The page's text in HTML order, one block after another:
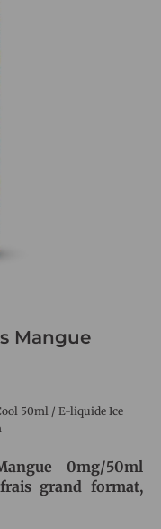
Mangue
50ml / E-liquide Ice
0mg/50ml
grand format,